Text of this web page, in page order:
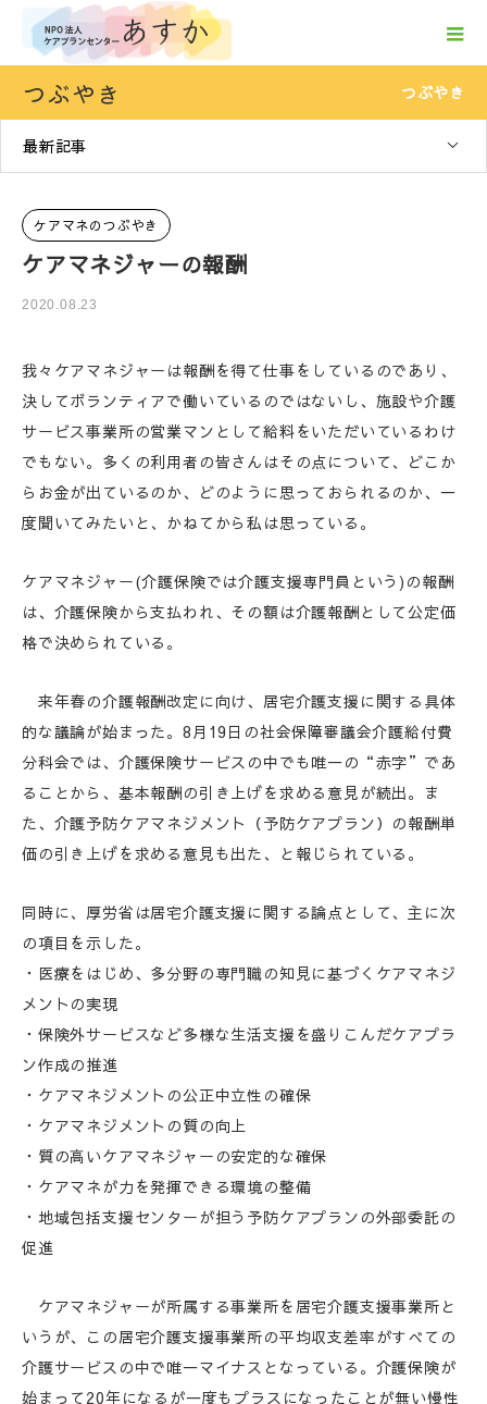
つぶやき つぶやき
最新記事
ケアマネのつぶやき
ケアマネジャーの報酬
2020.08.23
我々ケアマネジャーは報酬を得て仕事をしているのであり、
決してボランティアで働いているのではないし、施設や介護
サービス事業所の営業マンとして給料をいただいているわけ
でもない。多くの利用者の皆さんはその点について、どこか
らお金が出ているのか、どのように思っておられるのか、一
度聞いてみたいと、かねてから私は思っている。
ケアマネジャー(介護保険では介護支援専門員という)の報酬
は、介護保険から支払われ、その額は介護報酬として公定価
格で決められている。
来年春の介護報酬改定に向け、居宅介護支援に関する具体
的な議論が始まった。8月19日の社会保障審議会介護給付費
分科会では、介護保険サービスの中でも唯一の“赤字”であ
ることから、基本報酬の引き上げを求める意見が続出。ま
た、介護予防ケアマネジメント（予防ケアプラン）の報酬単
価の引き上げを求める意見も出た、と報じられている。
同時に、厚労省は居宅介護支援に関する論点として、主に次
の項目を示した。
・医療をはじめ、多分野の専門職の知見に基づくケアマネジ
メントの実現
・保険外サービスなど多様な生活支援を盛りこんだケアプラ
ン作成の推進
・ケアマネジメントの公正中立性の確保
・ケアマネジメントの質の向上
・質の高いケアマネジャーの安定的な確保
・ケアマネが力を発揮できる環境の整備
・地域包括支援センターが担う予防ケアプランの外部委託の
促進
ケアマネジャーが所属する事業所を居宅介護支援事業所と
いうが、この居宅介護支援事業所の平均収支差率がすべての
介護サービスの中で唯一マイナスとなっている。介護保険が
始まって20年になるが一度もプラスになったことが無い慢性